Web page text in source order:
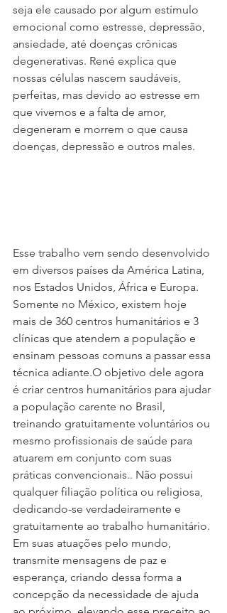
seja ele causado por algum estímulo
emocional como estresse, depressão,
ansiedade, até doenças crônicas
degenerativas. René explica que
nossas células nascem saudáveis,
perfeitas, mas devido ao estresse em
que vivemos e a falta de amor,
degeneram e morrem o que causa
doenças, depressão e outros males.
Esse trabalho vem sendo desenvolvido
em diversos países da América Latina,
nos Estados Unidos, África e Europa.
Somente no México, existem hoje
mais de 360 centros humanitários e 3
clínicas que atendem a população e
ensinam pessoas comuns a passar essa
técnica adiante.O objetivo dele agora
é criar centros humanitários para ajudar
a população carente no Brasil,
treinando gratuitamente voluntários ou
mesmo profissionais de saúde para
atuarem em conjunto com suas
práticas convencionais.. Não possui
qualquer filiação política ou religiosa,
dedicando-se verdadeiramente e
gratuitamente ao trabalho humanitário.
Em suas atuações pelo mundo,
transmite mensagens de paz e
esperança, criando dessa forma a
concepção da necessidade de ajuda